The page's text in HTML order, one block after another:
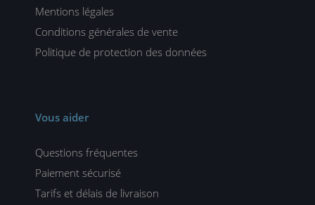
Mentions légales
Conditions générales de vente
Politique de protection des données
Vous aider
Questions fréquentes
Paiement sécurisé
Tarifs et délais de livraison